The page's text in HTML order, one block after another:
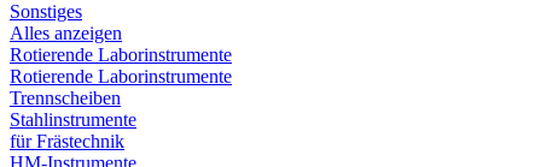
Sonstiges
Alles anzeigen
Rotierende Laborinstrumente
Rotierende Laborinstrumente
Trennscheiben
Stahlinstrumente
für Frästechnik
HM-Instrumente